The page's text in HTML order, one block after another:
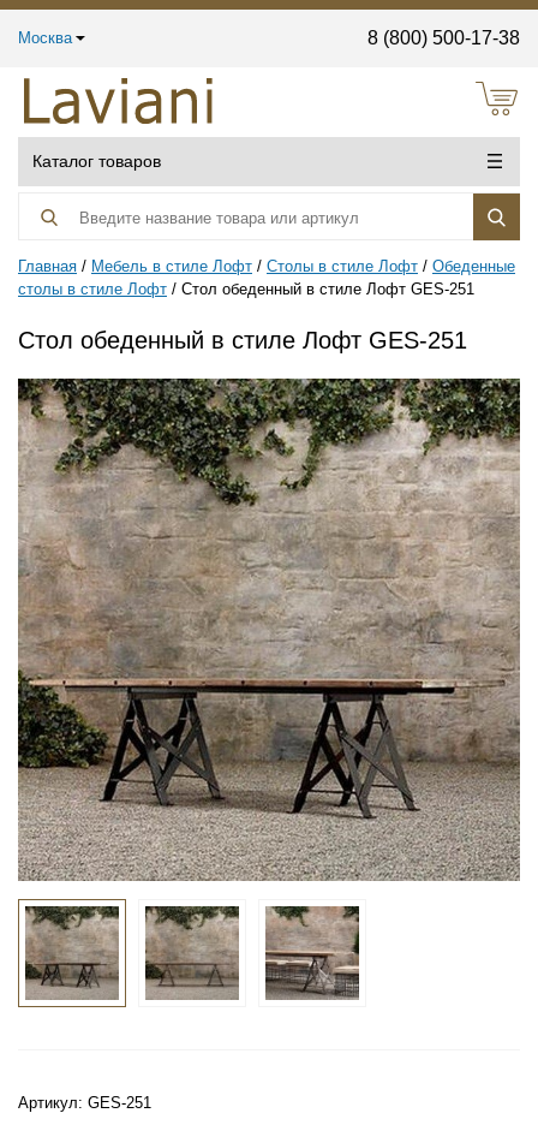
Москва 8 (800) 500-17-38
Каталог товаров
Главная Мебель в стиле Лофт Столы в стиле Лофт
Обеденные
столы в стиле Лофт
Стол обеденный в стиле Лофт GES-251
Стол обеденный в стиле Лофт GES-251
Артикул: GES-251